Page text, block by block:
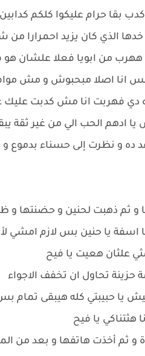
بقا حرام عليكوا كلكم كدابين
الذي كان يزيد احمرارا من
ههرب من ابويا فعلا علشان
بس انا اصلا مبحبوش و مش
دي فهربت انا مش كدبت عليك
يا ادهم الحب الي من غير ثقة
ده و نظرت إلى حسناء بدموع و
و ثم ذهبت لحنين و حضنتها و
اسفة يا حنين بس لازم امشي
علثان هعيت يا فيح
حزينة تحاول ان تخفف الاجواء
يا حبيبتي كله هيبقى تمام
هثتناكي يا فيح
و ثم أخذت هاتفها و بعد من